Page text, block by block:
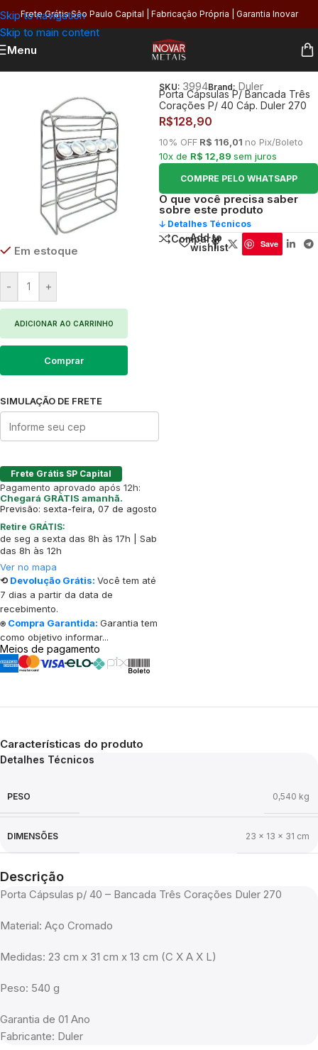
Skip to navigation
Skip to main content
Frete Grátis São Paulo Capital | Fabricação Própria | Garantia Inovar
Menu
Em estoque
- +
ADICIONAR AO CARRINHO
Comprar
SIMULAÇÃO DE FRETE
Frete Grátis SP Capital
Pagamento aprovado após 12h:
Chegará GRÁTIS amanhã.
Previsão: sexta-feira, 07 de agosto
Retire GRÁTIS:
de seg a sexta das 8h às 17h | Sab
das 8h às 12h
Ver no mapa
⟲ Devolução Grátis: Você tem até
7 dias a partir da data de
recebimento.
⍟ Compra Garantida: Garantia tem
como objetivo informar...
Meios de pagamento
SKU: 3994Brand: Duler
Porta Cápsulas P/ Bancada Três
Corações P/ 40 Cáp. Duler 270
R$128,90
10% OFF R$ 116,01 no Pix/Boleto
10x de R$ 12,89 sem juros
COMPRE PELO WHATSAPP
O que você precisa saber
sobre este produto
🡣 Detalhes Técnicos
Comparar
Add to
wishlist
Save
Características do produto
Detalhes Técnicos
PESO 0,540 kg
DIMENSÕES 23 × 13 × 31 cm
Descrição
Porta Cápsulas p/ 40 – Bancada Três Corações Duler 270
Material: Aço Cromado
Medidas: 23 cm x 31 cm x 13 cm (C X A X L)
Peso: 540 g
Garantia de 01 Ano
Fabricante: Duler